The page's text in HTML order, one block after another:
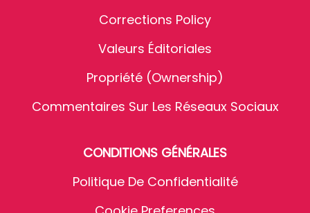
Corrections Policy
Valeurs Éditoriales
Propriété (Ownership)
Commentaires Sur Les Réseaux Sociaux
CONDITIONS GÉNÉRALES
Politique De Confidentialité